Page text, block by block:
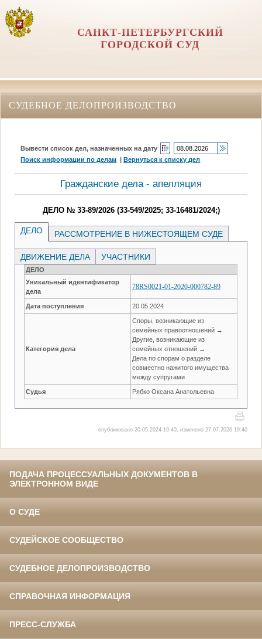
САНКТ-ПЕТЕРБУРГСКИЙ
ГОРОДСКОЙ СУД
СУДЕБНОЕ ДЕЛОПРОИЗВОДСТВО
Вывести список дел, назначенных на дату
Поиск информации по делам |Вернуться к списку дел
Гражданские дела - апелляция
ДЕЛО № 33-89/2026 (33-549/2025; 33-16481/2024;)
ДЕЛО РАССМОТРЕНИЕ В НИЖЕСТОЯЩЕМ СУДЕ
ДВИЖЕНИЕ ДЕЛА УЧАСТНИКИ
ДЕЛО
Уникальный идентификатор
дела
78RS0021-01-2020-000782-89
Дата поступления 20.05.2024
Категория дела
Споры, возникающие из
семейных правоотношений →
Другие, возникающие из
семейных отношений →
Дела по спорам о разделе
совместно нажитого имущества
между супругами
Судья Рябко Оксана Анатольевна
опубликовано 20.05.2024 19:40, изменено 27.07.2026 19:40
ПОДАЧА ПРОЦЕССУАЛЬНЫХ ДОКУМЕНТОВ В
ЭЛЕКТРОННОМ ВИДЕ
О СУДЕ
СУДЕЙСКОЕ СООБЩЕСТВО
СУДЕБНОЕ ДЕЛОПРОИЗВОДСТВО
СПРАВОЧНАЯ ИНФОРМАЦИЯ
ПРЕСС-СЛУЖБА